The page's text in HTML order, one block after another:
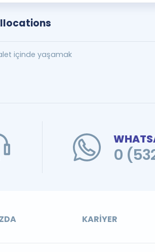
içinde yaşamak
0
KARIYER